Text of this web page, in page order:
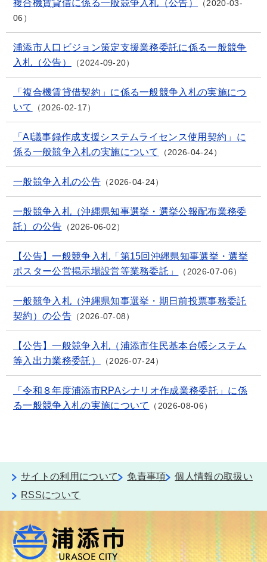
複合機賃貸借に係る一般競争入札（公告）
2020-03-
06
浦添市人口ビジョン策定支援業務委託に係る一般競争
入札（公告）
2024-09-20
「複合機賃貸借契約」に係る一般競争入札の実施につ
いて
2026-02-17
「AI議事録作成支援システムライセンス使用契約」に
係る一般競争入札の実施について
2026-04-24
一般競争入札の公告 2026-04-24
一般競争入札（沖縄県知事選挙・選挙公報配布業務委
託）の公告
2026-06-02
【公告】一般競争入札「第15回沖縄県知事選挙・選挙
ポスター公営掲示場設営等業務委託」
2026-07-06
一般競争入札（沖縄県知事選挙・期日前投票事務委託
契約）の公告
2026-07-08
【公告】一般競争入札（浦添市住民基本台帳システム
等入出力業務委託）
2026-07-24
「令和８年度浦添市RPAシナリオ作成業務委託」に係
る一般競争入札の実施について
2026-08-06
サイトの利用について 免責事項
個人情報の取扱い
RSSについて